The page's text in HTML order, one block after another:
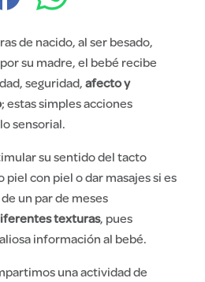
de nacido, al ser besado,
su madre, el bebé recibe
seguridad, afecto y
; estas simples acciones
sensorial.
su sentido del tacto
piel con piel o dar masajessi es
un par de meses
texturas, pues
información al bebé.
una actividad de